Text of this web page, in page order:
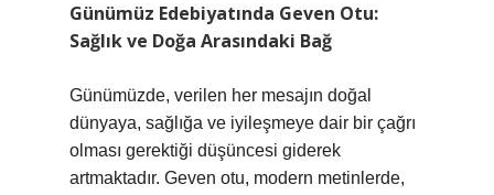
Günümüz Edebiyatında Geven Otu:
Sağlık ve Doğa Arasındaki Bağ
Günümüzde, verilen her mesajın doğal
dünyaya, sağlığa ve iyileşmeye dair bir çağrı
olması gerektiği düşüncesi giderek
artmaktadır. Geven otu, modern metinlerde,